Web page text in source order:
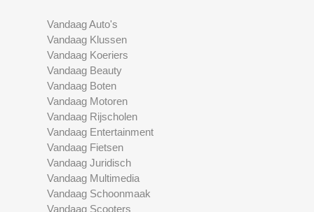
Vandaag Auto's
Vandaag Klussen
Vandaag Koeriers
Vandaag Beauty
Vandaag Boten
Vandaag Motoren
Vandaag Rijscholen
Vandaag Entertainment
Vandaag Fietsen
Vandaag Juridisch
Vandaag Multimedia
Vandaag Schoonmaak
Vandaag Scooters